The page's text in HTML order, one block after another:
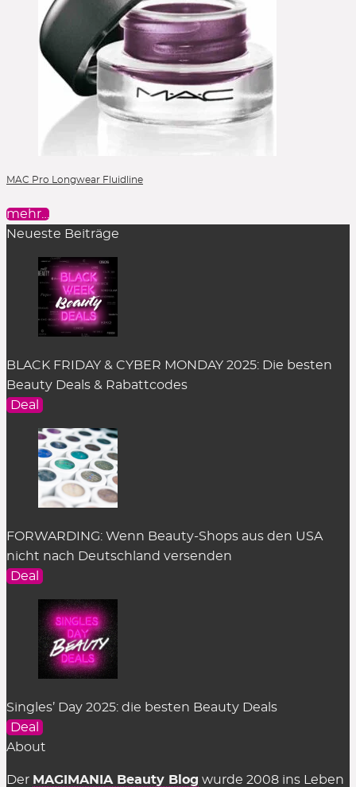
Powder Foundation
Reinigung
Reinigungsöl
Selbstbräuner
Setting Spray
Singles & Pigments
Sonnenschutz
Toner
Treatment
Alle Kategorien
MAC Pro Longwear Fluidline
mehr…
Neueste Beiträge
BLACK FRIDAY & CYBER MONDAY 2025: Die besten
Beauty Deals & Rabattcodes
Deal
FORWARDING: Wenn Beauty-Shops aus den USA
nicht nach Deutschland versenden
Deal
Singles’ Day 2025: die besten Beauty Deals
Deal
About
Der MAGIMANIA Beauty Blog wurde 2008 ins Leben